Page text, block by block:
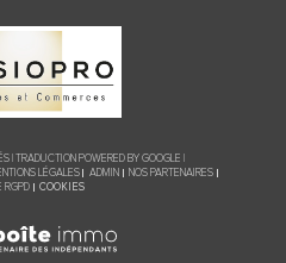
| TRADUCTION POWERED BY GOOGLE |
LÉGALES ADMIN
NOS PARTENAIRES
RGPD
COOKIES